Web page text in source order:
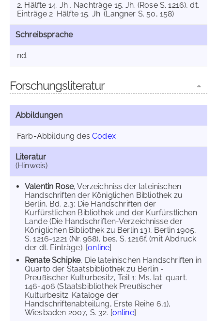
2. Hälfte 14. Jh., Nachträge 15. Jh. (Rose S. 1216), dt.
Einträge 2. Hälfte 15. Jh. (Langner S. 50, 158)
Schreibsprache
nd.
Forschungsliteratur
Abbildungen
Farb-Abbildung desCodex
Literatur
(Hinweis)
Valentin Rose, Verzeichniss der lateinischen
Handschriften der Königlichen Bibliothek zu
Berlin, Bd. 2,3: Die Handschriften der
Kurfürstlichen Bibliothek und der Kurfürstlichen
Lande (Die Handschriften-Verzeichnisse der
Königlichen Bibliothek zu Berlin 13), Berlin 1905,
S. 1216-1221 (Nr. 968), bes. S. 1216f. (mit Abdruck
der dt. Einträge). [online]
Renate Schipke, Die lateinischen Handschriften in
Quarto der Staatsbibliothek zu Berlin -
Preußischer Kulturbesitz, Teil 1: Ms. lat. quart.
146-406 (Staatsbibliothek Preußischer
Kulturbesitz. Kataloge der
Handschriftenabteilung, Erste Reihe 6,1),
Wiesbaden 2007, S. 32. [online]